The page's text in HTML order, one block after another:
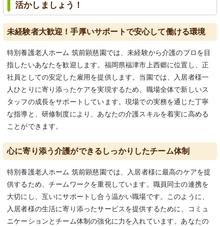
活かしましょう！
未経験者大歓迎！手厚いサポートで安心して働ける環境
特別養護老人ホーム 筑前顕慈園では、未経験から介護のプロを目
指したいあなたを歓迎します。福岡県福津市上西郷に位置し、正
社員としての安定した雇用を提供します。当園では、入居者様一
人ひとりに寄り添ったケアを実現するため、職場全体で新しいス
タッフの成長をサポートしています。現場での実務を通じた丁寧
な指導と、研修制度により、あなたの介護スキルを着実に高める
ことができます。
心に寄り添う介護ができるしっかりしたチーム体制
特別養護老人ホーム 筑前顕慈園では、入居者様に最高のケアを提
供するため、チームワークを重視しています。職員同士の連携を
大切にし、互いにサポートし合う温かい職場です。このように、
入居者様の生活に寄り添ったサービスを提供するために、コミュ
ニケーションとチーム体制の強化に力を入れています。あなたの